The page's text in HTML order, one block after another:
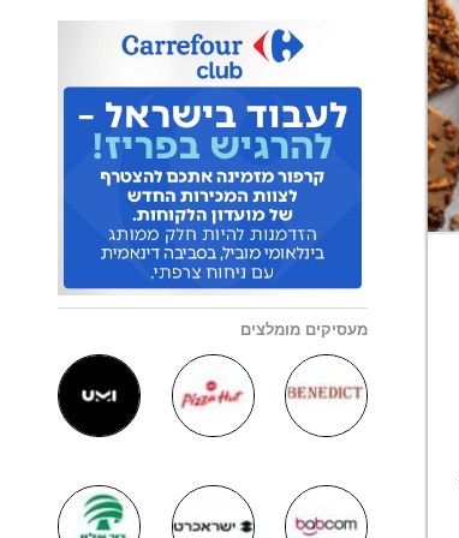
מעסיקים מומלצים